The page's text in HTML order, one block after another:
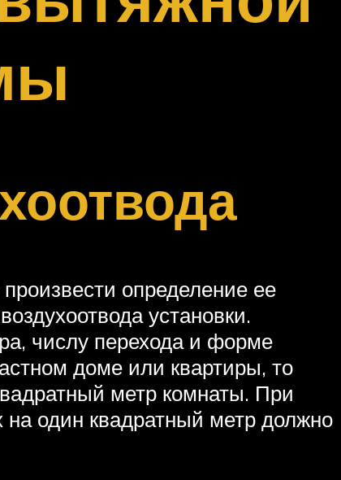
определение ее
установки.
числу перехода и форме
доме или квартиры, то
метр комнаты. При
на один квадратный метр должно